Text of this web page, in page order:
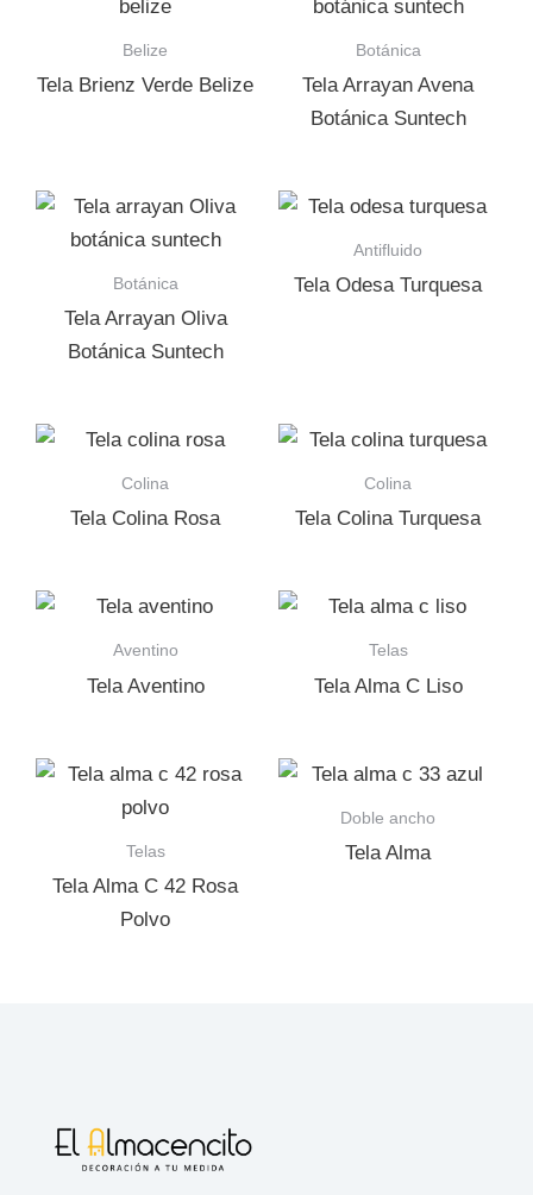
Belize
Tela Brienz Verde Belize
Botánica
Tela Arrayan Avena
Botánica Suntech
Botánica
Tela Arrayan Oliva
Botánica Suntech
Antifluido
Tela Odesa Turquesa
Colina
Tela Colina Rosa
Colina
Tela Colina Turquesa
Aventino
Tela Aventino
Telas
Tela Alma C Liso
Telas
Tela Alma C 42 Rosa
Polvo
Doble ancho
Tela Alma